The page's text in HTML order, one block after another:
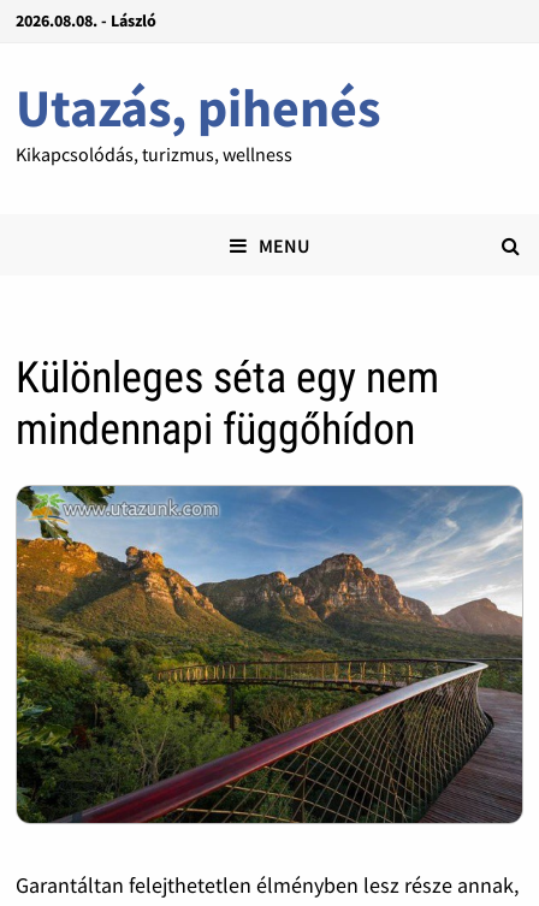
2026.08.08. - László
Utazás, pihenés
Kikapcsolódás, turizmus, wellness
MENU
Különleges séta egy nem
mindennapi függőhídon
Garantáltan felejthetetlen élményben lesz része annak,